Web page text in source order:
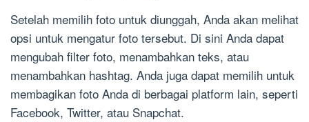
Setelah memilih foto untuk diunggah, Anda akan melihat
opsi untuk mengatur foto tersebut. Di sini Anda dapat
mengubah filter foto, menambahkan teks, atau
menambahkan hashtag. Anda juga dapat memilih untuk
membagikan foto Anda di berbagai platform lain, seperti
Facebook, Twitter, atau Snapchat.